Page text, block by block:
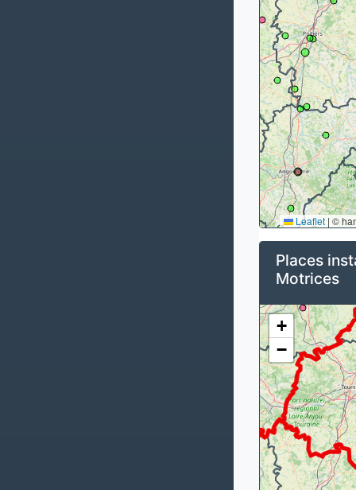
Leaflet | ©
Places
Motrices
+
−